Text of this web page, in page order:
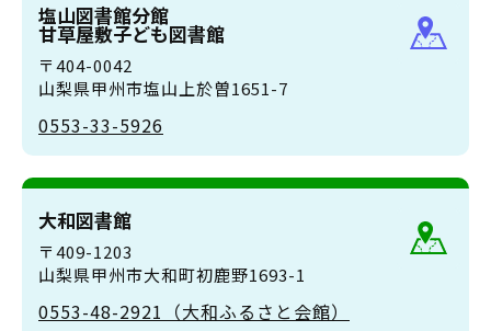
塩山図書館分館
甘草屋敷子ども図書館
〒404-0042
山梨県甲州市塩山上於曽1651-7
0553-33-5926
大和図書館
〒409-1203
山梨県甲州市大和町初鹿野1693-1
0553-48-2921（大和ふるさと会館）